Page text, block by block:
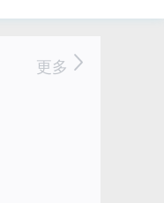
更多